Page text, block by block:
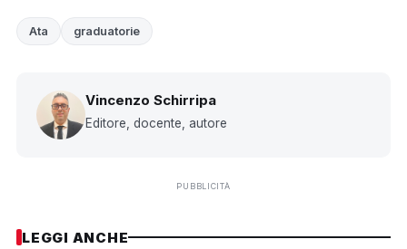
Ata graduatorie
Vincenzo Schirripa
Editore, docente, autore
PUBBLICITÀ
LEGGI ANCHE